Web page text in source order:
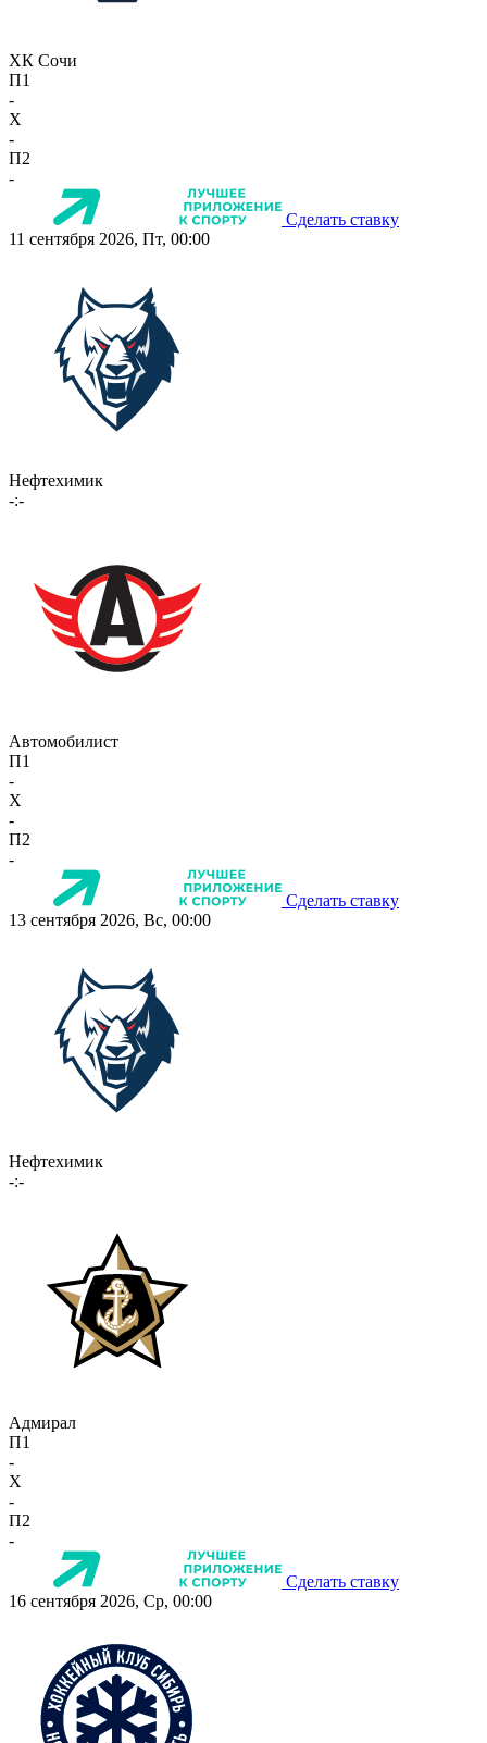
ХК Сочи
П1
-
X
-
П2
-
Сделать ставку
11 сентября 2026, Пт, 00:00
Нефтехимик
-:-
Автомобилист
П1
-
X
-
П2
-
Сделать ставку
13 сентября 2026, Вс, 00:00
Нефтехимик
-:-
Адмирал
П1
-
X
-
П2
-
Сделать ставку
16 сентября 2026, Ср, 00:00